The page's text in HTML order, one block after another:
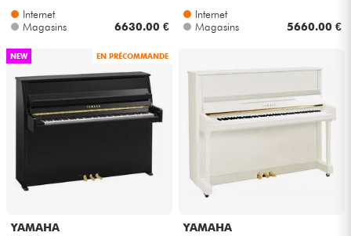
Internet
Magasins
6630.00 €
Internet
Magasins
5660.00 €
NEW EN PRÉCOMMANDE
YAMAHA
YAMAHA